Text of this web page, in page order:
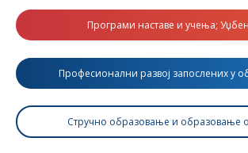
Програми наставе и учења;
Професионални развој запослених у
Стручно образовање и образовање